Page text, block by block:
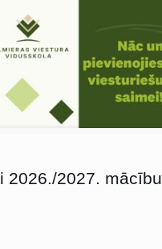
2026./2027. mācību